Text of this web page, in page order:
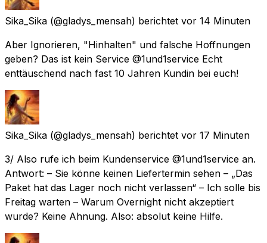
Sika_Sika (@gladys_mensah) berichtet vor 14 Minuten
Aber Ignorieren, "Hinhalten" und falsche Hoffnungen
geben? Das ist kein Service @1und1service Echt
enttäuschend nach fast 10 Jahren Kundin bei euch!
Sika_Sika (@gladys_mensah) berichtet vor 17 Minuten
3/ Also rufe ich beim Kundenservice @1und1service an.
Antwort: – Sie könne keinen Liefertermin sehen – „Das
Paket hat das Lager noch nicht verlassen“ – Ich solle bis
Freitag warten – Warum Overnight nicht akzeptiert
wurde? Keine Ahnung. Also: absolut keine Hilfe.